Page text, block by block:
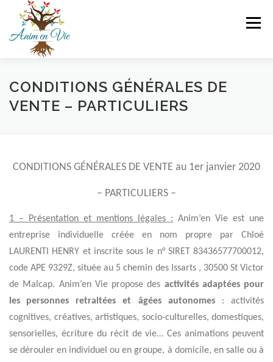
contenu
Menu
A PROPOS QUI SUIS-JE ? LES PRESTATIONS
CONDITIONS GÉNÉRALES DE
VENTE – PARTICULIERS
CONDITIONS GÉNÉRALES DE VENTE au 1er janvier 2020
– PARTICULIERS –
1 – Présentation et mentions légales : Anim’en Vie est une
entreprise individuelle créée en nom propre par Chloé
LAURENTI HENRY et inscrite sous le n° SIRET 83436577700012,
code APE 9329Z, située au 5 chemin des Issarts , 30500 St Victor
de Malcap. Anim’en Vie propose des activités adaptées pour
les
personnes retraitées et âgées autonomes
: activités
cognitives, créatives, artistiques, socio-culturelles, domestiques,
sensorielles, écriture du récit de vie… Ces animations peuvent
se dérouler en individuel ou en groupe, à domicile, en salle ou à